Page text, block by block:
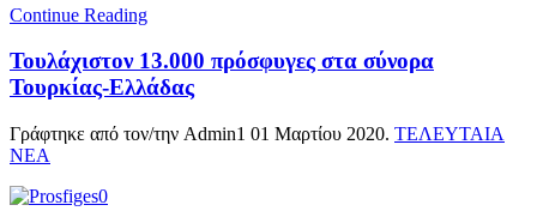
Continue Reading
Τουλάχιστον 13.000 πρόσφυγες στα σύνορα
Τουρκίας-Ελλάδας
Γράφτηκε από τον/την Admin1 01 Μαρτίου 2020. ΤΕΛΕΥΤΑΙΑ
ΝΕΑ